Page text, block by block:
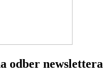
odber newslettera